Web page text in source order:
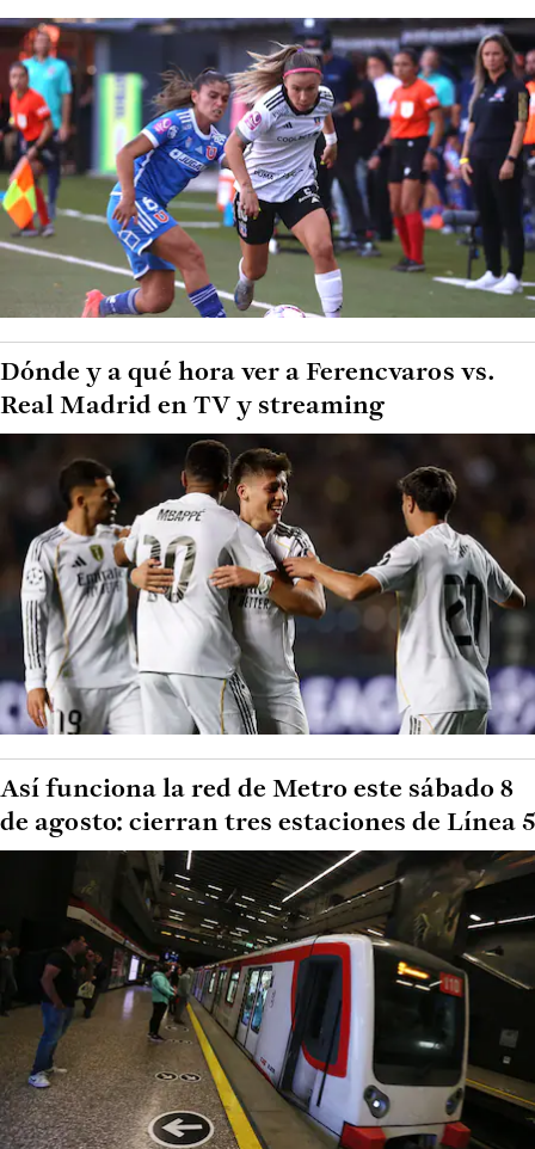
Dónde y a qué hora ver a Ferencvaros vs.
Real Madrid en TV y streaming
Así funciona la red de Metro este sábado 8
de agosto: cierran tres estaciones de Línea 5